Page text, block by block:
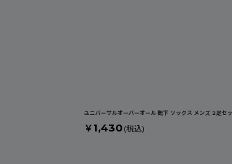
ユニバーサルオーバーオール 靴下 ソックス メンズ 2足セ
￥ 1,430 (税込)